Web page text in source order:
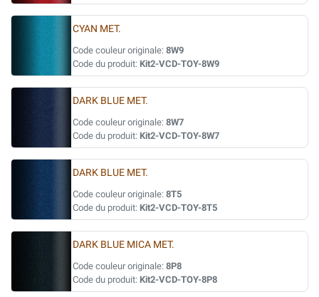
CYAN MET.
Code couleur originale: 8W9
Code du produit: Kit2-VCD-TOY-8W9
DARK BLUE MET.
Code couleur originale: 8W7
Code du produit: Kit2-VCD-TOY-8W7
DARK BLUE MET.
Code couleur originale: 8T5
Code du produit: Kit2-VCD-TOY-8T5
DARK BLUE MICA MET.
Code couleur originale: 8P8
Code du produit: Kit2-VCD-TOY-8P8